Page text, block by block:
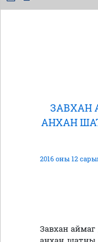
ЗАВХАН
АНХАН
2016 оны 12
Завхан